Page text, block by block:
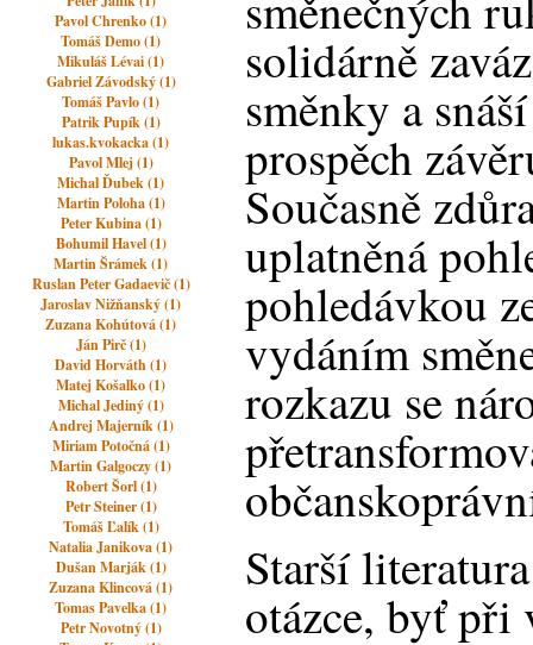
Pavol Chrenko (1)
Tomáš Demo (1)
Mikuláš Lévai (1)
Gabriel Závodský (1)
Tomáš Pavlo (1)
Patrik Pupík (1)
lukas.kvokacka (1)
Pavol Mlej (1)
Michal Ďubek (1)
Martin Poloha (1)
Peter Kubina (1)
Bohumil Havel (1)
Martin Šrámek (1)
Ruslan Peter Gadaevič (1)
Jaroslav Nižňanský (1)
Zuzana Kohútová (1)
Ján Pirč (1)
David Horváth (1)
Matej Košalko (1)
Michal Jediný (1)
Andrej Majerník (1)
Miriam Potočná (1)
Martin Galgoczy (1)
Robert Šorl (1)
Petr Steiner (1)
Tomáš Ľalík (1)
Natalia Janikova (1)
Dušan Marják (1)
Zuzana Klincová (1)
Tomas Pavelka (1)
Petr Novotný (1)
solidárně
směnky a
prospěch
Současně
uplatněná
pohledávkou
vydáním
rozkazu se
Starší
otázce, byť při